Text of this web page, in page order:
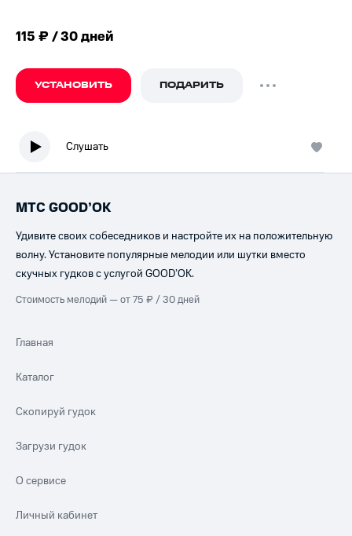
115 ₽ / 30 дней
УСТАНОВИТЬ ПОДАРИТЬ
Слушать
МТС GOOD’OK
Удивите своих собеседников и настройте их на положительную
волну. Установите популярные мелодии или шутки вместо
скучных гудков с услугой GOOD’OK.
Стоимость мелодий — от 75 ₽ / 30 дней
Главная
Каталог
Скопируй гудок
Загрузи гудок
О сервисе
Личный кабинет